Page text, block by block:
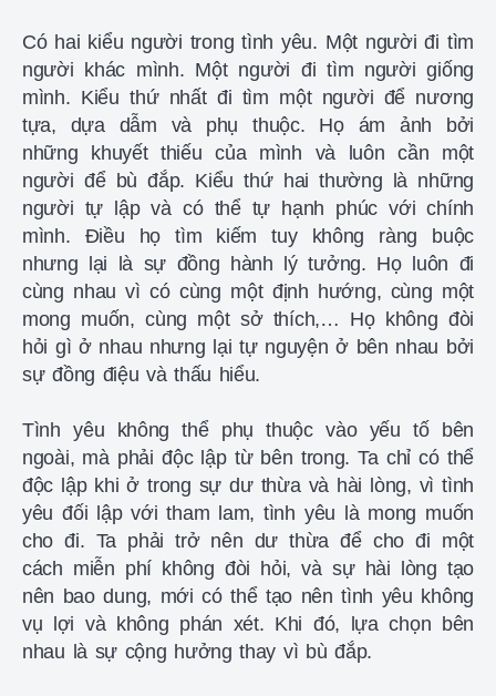
Có hai kiểu người trong tình yêu. Một người đi tìm
người khác mình. Một người đi tìm người giống
mình. Kiểu thứ nhất đi tìm một người để nương
tựa, dựa dẫm và phụ thuộc. Họ ám ảnh bởi
những khuyết thiếu của mình và luôn cần một
người để bù đắp. Kiểu thứ hai thường là những
người tự lập và có thể tự hạnh phúc với chính
mình. Điều họ tìm kiếm tuy không ràng buộc
nhưng lại là sự đồng hành lý tưởng. Họ luôn đi
cùng nhau vì có cùng một định hướng, cùng một
mong muốn, cùng một sở thích,… Họ không đòi
hỏi gì ở nhau nhưng lại tự nguyện ở bên nhau bởi
sự đồng điệu và thấu hiểu.
Tình yêu không thể phụ thuộc vào yếu tố bên
ngoài, mà phải độc lập từ bên trong. Ta chỉ có thể
độc lập khi ở trong sự dư thừa và hài lòng, vì tình
yêu đối lập với tham lam, tình yêu là mong muốn
cho đi. Ta phải trở nên dư thừa để cho đi một
cách miễn phí không đòi hỏi, và sự hài lòng tạo
nên bao dung, mới có thể tạo nên tình yêu không
vụ lợi và không phán xét. Khi đó, lựa chọn bên
nhau là sự cộng hưởng thay vì bù đắp.